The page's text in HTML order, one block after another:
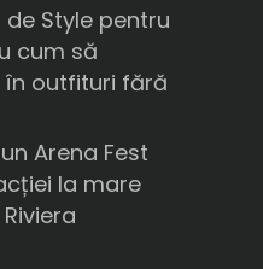
de Style pentru
cum să
în outfituri fără
Arena Fest
la mare